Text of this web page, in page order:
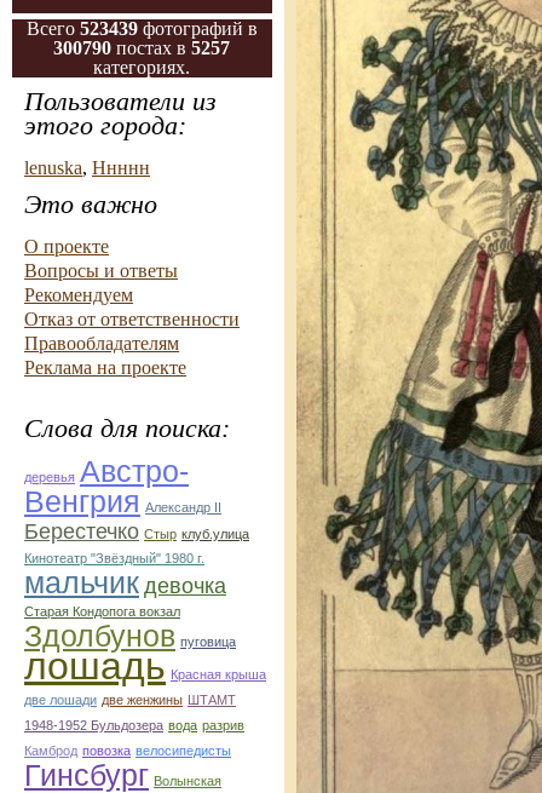
Всего 523439 фотографий в
300790 постах в5257
категориях.
Пользователи из
этого города:
lenuska, Ннннн
Это важно
О проекте
Вопросы и ответы
Рекомендуем
Отказ от ответственности
Правообладателям
Реклама на проекте
Слова для поиска:
деревья Австро-
Венгрия Александр ІІ
Берестечко Стыр клуб.улица
Кинотеатр "Звёздный" 1980 г.
мальчик девочка
Старая Кондопога вокзал
Здолбунов пуговица
лошадь Красная крыша
две лошади две женжины ШТАМТ
1948-1952 Бульдозера вода разрив
Камброд повозка велосипедисты
Гинсбург Волынская